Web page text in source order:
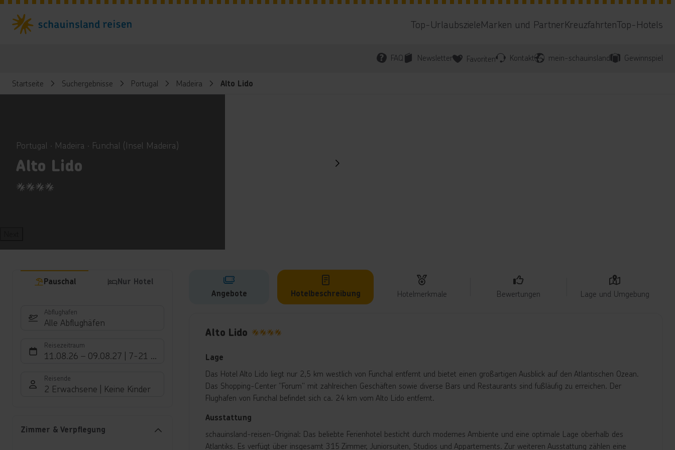
Top-UrlaubszieleMarken und PartnerKreuzfahrtenTop-Hotels
FAQ Newsletter Favoriten Kontakt mein-schauinsland Gewinnspiel
Startseite Suchergebnisse Portugal Madeira Alto Lido
Portugal ∙ Madeira ∙ Funchal (Insel Madeira)
Alto Lido
4
Pauschal Nur Hotel
Abflughafen
Alle Abflughäfen
Reisezeitraum
11.08.26 – 09.08.27 7-21 Nächte
Reisende
2 Erwachsene Keine Kinder
Zimmer & Verpflegung
Angebote Hotelbeschreibung Hotelmerkmale Bewertungen Lage und Umgebung
Alto Lido
Lage
Das Hotel Alto Lido liegt nur 2,5 km westlich von Funchal entfernt und bietet einen großartigen Ausblick auf den Atlantischen Ozean.
Das Shopping-Center "Forum" mit zahlreichen Geschäften sowie diverse Bars und Restaurants sind fußläufig zu erreichen. Der
Flughafen von Funchal befindet sich ca. 24 km vom Alto Lido entfernt.
Ausstattung
schauinsland-reisen-Original: Das beliebte Ferienhotel besticht durch modernes Ambiente und eine optimale Lage oberhalb des
Atlantiks. Es verfügt über insgesamt 315 Zimmer, Juniorsuiten, Studios und Appartements. Zur weiteren Ausstattung zählen eine